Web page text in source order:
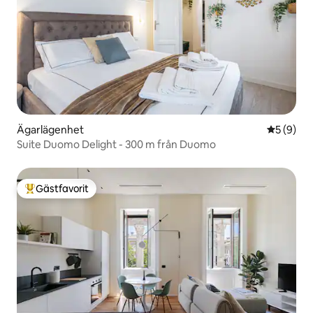
Ägarlägenhet 5 av 5 i
5 (9)
Suite Duomo Delight - 300 m från Duomo
Populär gästfavorit
Gästfavorit